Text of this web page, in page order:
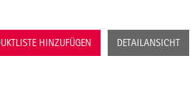
HINZUFÜGEN DETAILANSICHT